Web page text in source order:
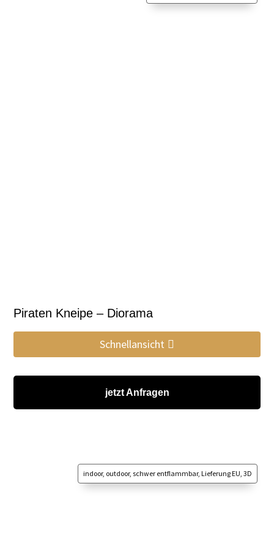
Piraten Kneipe – Diorama
Schnellansicht
jetzt Anfragen
indoor, outdoor, schwer entflammbar, Lieferung EU, 3D